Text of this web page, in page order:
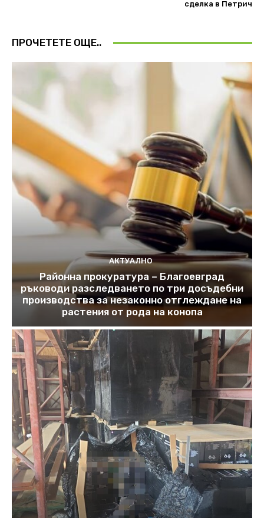
сделка в Петрич
ПРОЧЕТЕТЕ ОЩЕ..
АКТУАЛНО
Районна прокуратура – Благоевград
ръководи разследването по три досъдебни
производства за незаконно отглеждане на
растения от рода на конопа